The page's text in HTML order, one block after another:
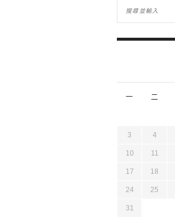
一 二
3 4
10 11
17 18
24 25
31